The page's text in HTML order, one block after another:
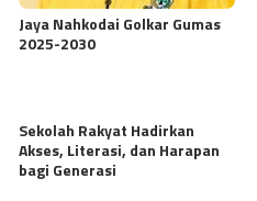
Jaya Nahkodai Golkar Gumas
2025-2030
Sekolah Rakyat Hadirkan
Akses, Literasi, dan Harapan
bagi Generasi